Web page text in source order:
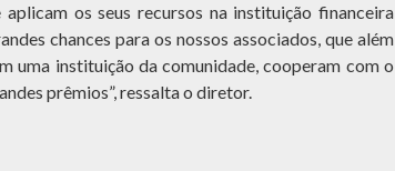
os seus recursos na instituição financeira
chances para os nossos associados, que além
uma instituição da comunidade, cooperam com o
prêmios”, ressalta o diretor.